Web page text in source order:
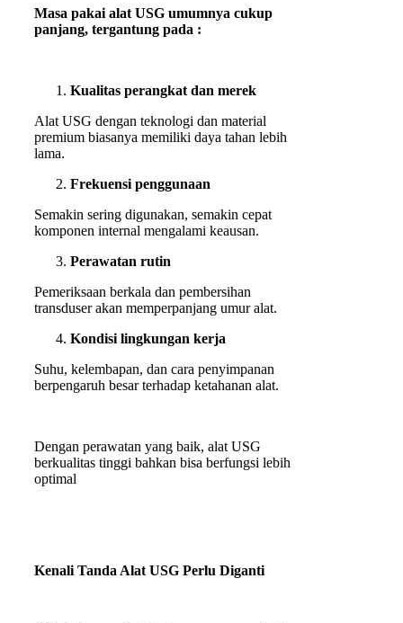
Masa pakai alat USG umumnya cukup
panjang, tergantung pada :
Kualitas perangkat dan merek
Alat USG dengan teknologi dan material
premium biasanya memiliki daya tahan lebih
lama.
Frekuensi penggunaan
Semakin sering digunakan, semakin cepat
komponen internal mengalami keausan.
Perawatan rutin
Pemeriksaan berkala dan pembersihan
transduser akan memperpanjang umur alat.
Kondisi lingkungan kerja
Suhu, kelembapan, dan cara penyimpanan
berpengaruh besar terhadap ketahanan alat.
Dengan perawatan yang baik, alat USG
berkualitas tinggi bahkan bisa berfungsi lebih
optimal
Kenali Tanda Alat USG Perlu Diganti